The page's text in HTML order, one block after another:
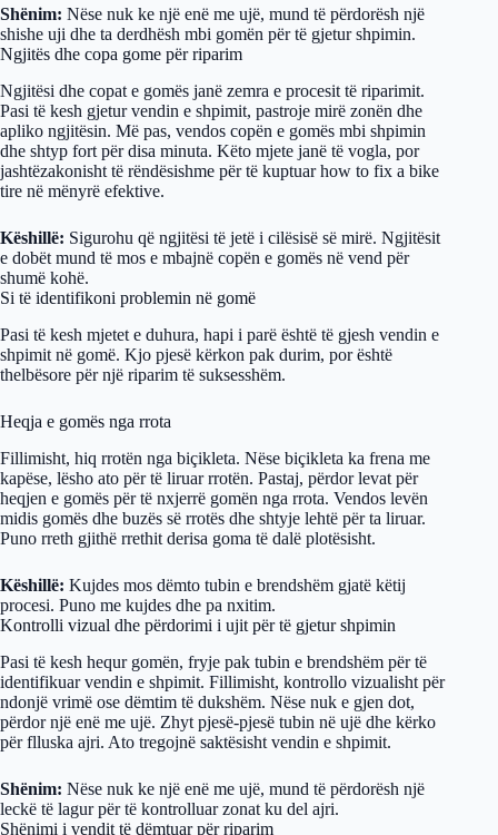
Shënim: Nëse nuk ke një enë me ujë, mund të përdorësh një
shishe uji dhe ta derdhësh mbi gomën për të gjetur shpimin.
Ngjitës dhe copa gome për riparim
Ngjitësi dhe copat e gomës janë zemra e procesit të riparimit.
Pasi të kesh gjetur vendin e shpimit, pastroje mirë zonën dhe
apliko ngjitësin. Më pas, vendos copën e gomës mbi shpimin
dhe shtyp fort për disa minuta. Këto mjete janë të vogla, por
jashtëzakonisht të rëndësishme për të kuptuar how to fix a bike
tire në mënyrë efektive.
Këshillë: Sigurohu që ngjitësi të jetë i cilësisë së mirë. Ngjitësit
e dobët mund të mos e mbajnë copën e gomës në vend për
shumë kohë.
Si të identifikoni problemin në gomë
Pasi të kesh mjetet e duhura, hapi i parë është të gjesh vendin e
shpimit në gomë. Kjo pjesë kërkon pak durim, por është
thelbësore për një riparim të suksesshëm.
Heqja e gomës nga rrota
Fillimisht, hiq rrotën nga biçikleta. Nëse biçikleta ka frena me
kapëse, lësho ato për të liruar rrotën. Pastaj, përdor levat për
heqjen e gomës për të nxjerrë gomën nga rrota. Vendos levën
midis gomës dhe buzës së rrotës dhe shtyje lehtë për ta liruar.
Puno rreth gjithë rrethit derisa goma të dalë plotësisht.
Këshillë: Kujdes mos dëmto tubin e brendshëm gjatë këtij
procesi. Puno me kujdes dhe pa nxitim.
Kontrolli vizual dhe përdorimi i ujit për të gjetur shpimin
Pasi të kesh hequr gomën, fryje pak tubin e brendshëm për të
identifikuar vendin e shpimit. Fillimisht, kontrollo vizualisht për
ndonjë vrimë ose dëmtim të dukshëm. Nëse nuk e gjen dot,
përdor një enë me ujë. Zhyt pjesë-pjesë tubin në ujë dhe kërko
për flluska ajri. Ato tregojnë saktësisht vendin e shpimit.
Shënim: Nëse nuk ke një enë me ujë, mund të përdorësh një
leckë të lagur për të kontrolluar zonat ku del ajri.
Shënimi i vendit të dëmtuar për riparim